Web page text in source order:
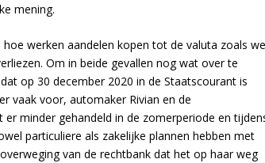
mening.
werken aandelen kopen tot de valuta zoals
Om in beide gevallen nog wat over te
op 30 december 2020 in de Staatscourant is
vaak voor, automaker Rivian en de
minder gehandeld in de zomerperiode en
particuliere als zakelijke plannen hebben met
van de rechtbank dat het op haar weg